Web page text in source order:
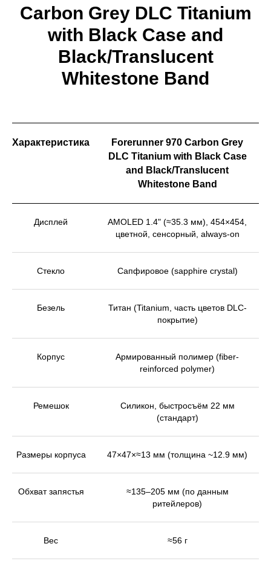
Carbon Grey DLC Titanium
with Black Case and
Black/Translucent
Whitestone Band
Характеристика
Forerunner 970 Carbon Grey
DLC Titanium with Black Case
and Black/Translucent
Whitestone Band
Дисплей
AMOLED 1.4" (≈35.3 мм), 454×454,
цветной, сенсорный, always-on
Стекло Сапфировое (sapphire crystal)
Безель
Титан (Titanium, часть цветов DLC-
покрытие)
Корпус
Армированный полимер (fiber-
reinforced polymer)
Ремешок
Силикон, быстросъём 22 мм
(стандарт)
Размеры корпуса 47×47×≈13 мм (толщина ~12.9 мм)
Обхват запястья
≈135–205 мм (по данным
ритейлеров)
Вес ≈56 г